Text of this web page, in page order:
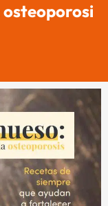
osteoporosi